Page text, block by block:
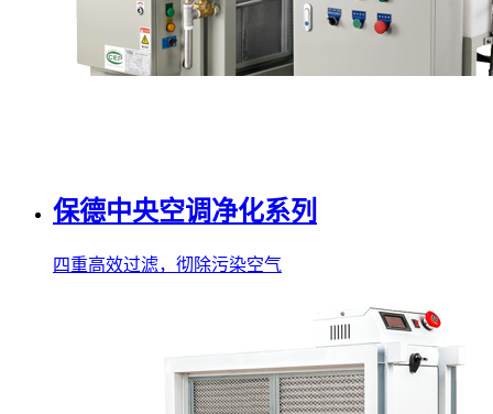
保德中央空调净化系列
四重高效过滤，彻除污染空气